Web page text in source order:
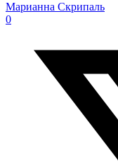
Марианна Скрипаль
0